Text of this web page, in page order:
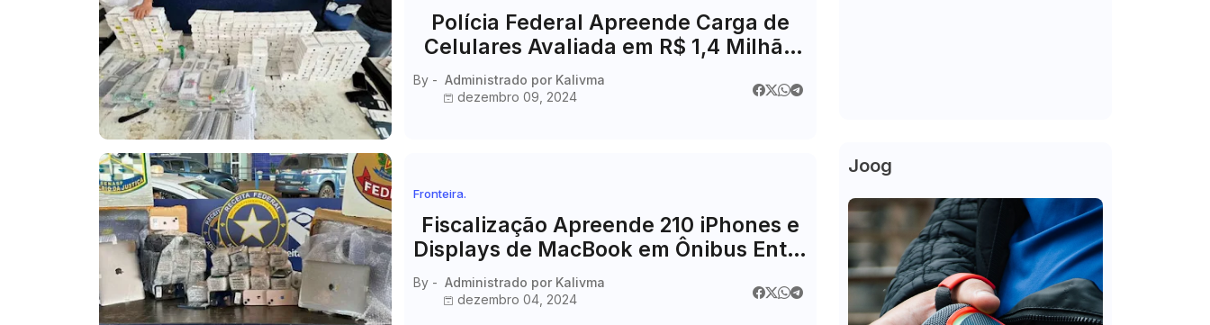
Polícia Federal Apreende Carga de
Celulares Avaliada em R$ 1,4 Milhão
na Fronteira
By - Administrado por Kalivma
dezembro 09, 2024
Fronteira.
Fiscalização Apreende 210 iPhones e
Displays de MacBook em Ônibus Entre
Foz do Iguaçu e Ciudad del Este
By - Administrado por Kalivma
dezembro 04, 2024
Joog